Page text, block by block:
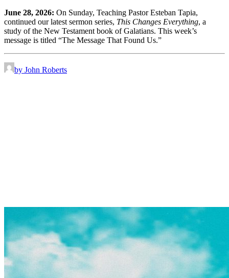
June 28, 2026: On Sunday, Teaching Pastor Esteban Tapia,
continued our latest sermon series, This Changes Everything, a
study of the New Testament book ofGalatians. This week’s
message is titled “The Message That Found Us.”
by John Roberts